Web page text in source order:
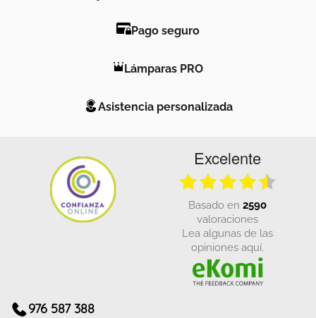
Pago seguro
Lámparas PRO
Asistencia personalizada
Excelente
basado en 2590
valoraciones
Lea algunas de las
opiniones aquí.
976 587 388